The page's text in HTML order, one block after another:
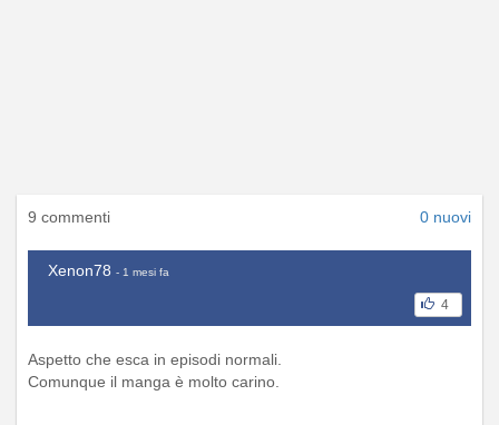
9 commenti 0 nuovi
Xenon78 - 1 mesi fa
4
Aspetto che esca in episodi normali.
Comunque il manga è molto carino.